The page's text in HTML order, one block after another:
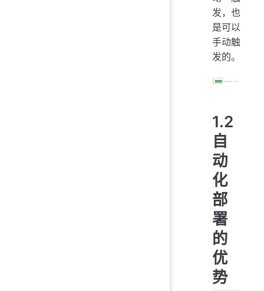
发，也
是可以
手动触
发的。
1.2
自
动
化
部
署
的
优
势